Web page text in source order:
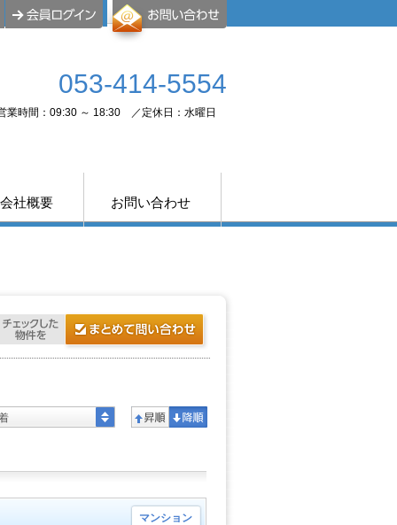
053-414-5554
業時間：09:30 ～ 18:30 ／定休日：水曜日
会社概要 お問い合わせ
マンション